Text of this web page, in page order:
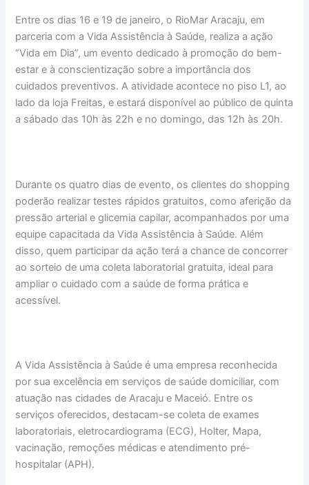
Entre os dias 16 e 19 de janeiro, o RioMar Aracaju, em
parceria com a Vida Assistência à Saúde, realiza a ação
“Vida em Dia”, um evento dedicado à promoção do bem-
estar e à conscientização sobre a importância dos
cuidados preventivos. A atividade acontece no piso L1, ao
lado da loja Freitas, e estará disponível ao público de quinta
a sábado das 10h às 22h e no domingo, das 12h às 20h.
Durante os quatro dias de evento, os clientes do shopping
poderão realizar testes rápidos gratuitos, como aferição da
pressão arterial e glicemia capilar, acompanhados por uma
equipe capacitada da Vida Assistência à Saúde. Além
disso, quem participar da ação terá a chance de concorrer
ao sorteio de uma coleta laboratorial gratuita, ideal para
ampliar o cuidado com a saúde de forma prática e
acessível.
A Vida Assistência à Saúde é uma empresa reconhecida
por sua excelência em serviços de saúde domiciliar, com
atuação nas cidades de Aracaju e Maceió. Entre os
serviços oferecidos, destacam-se coleta de exames
laboratoriais, eletrocardiograma (ECG), Holter, Mapa,
vacinação, remoções médicas e atendimento pré-
hospitalar (APH).